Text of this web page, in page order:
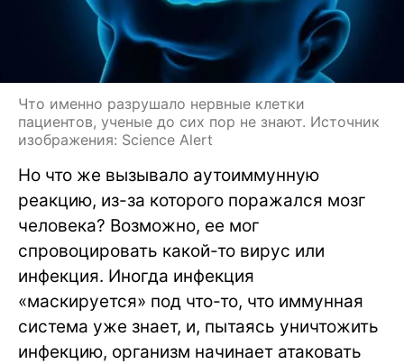
Что именно разрушало нервные клетки
пациентов, ученые до сих пор не знают. Источник
изображения: Science Alert
Но что же вызывало аутоиммунную
реакцию, из-за которого поражался мозг
человека? Возможно, ее мог
спровоцировать какой-то вирус или
инфекция. Иногда инфекция
«маскируется» под что-то, что иммунная
система уже знает, и, пытаясь уничтожить
инфекцию, организм начинает атаковать